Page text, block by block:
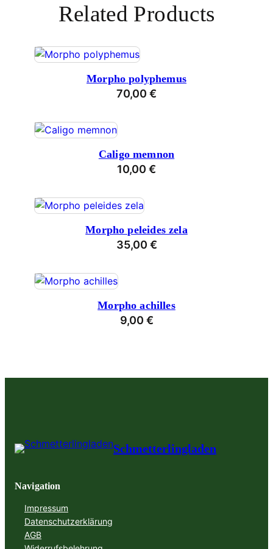
Related Products
Morpho polyphemus
70,00 €
Caligo memnon
10,00 €
Morpho peleides zela
35,00 €
Morpho achilles
9,00 €
Schmetterlingladen
Navigation
Impressum
Datenschutzerklärung
AGB